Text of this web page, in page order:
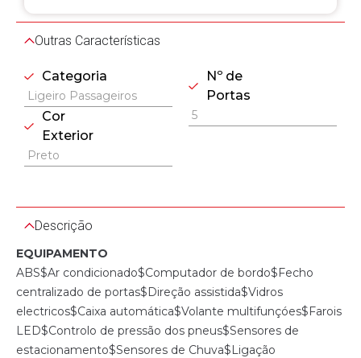
Outras Características
Categoria
Ligeiro Passageiros
Cor
Exterior
Preto
Nº de
Portas
5
Descrição
EQUIPAMENTO
ABS$Ar condicionado$Computador de bordo$Fecho
centralizado de portas$Direção assistida$Vidros
electricos$Caixa automática$Volante multifunçóes$Farois
LED$Controlo de pressão dos pneus$Sensores de
estacionamento$Sensores de Chuva$Ligação